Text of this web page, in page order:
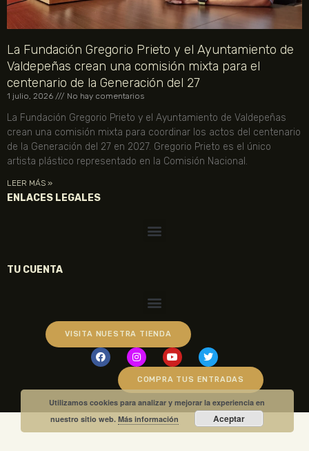
La Fundación Gregorio Prieto y el Ayuntamiento de
Valdepeñas crean una comisión mixta para el
centenario de la Generación del 27
1 julio, 2026 No hay comentarios
La Fundación Gregorio Prieto y el Ayuntamiento de Valdepeñas
crean una comisión mixta para coordinar los actos del centenario
de la Generación del 27 en 2027. Gregorio Prieto es el único
artista plástico representado en la Comisión Nacional.
LEER MÁS »
ENLACES LEGALES
TU CUENTA
VISITA NUESTRA TIENDA
COMPRA TUS ENTRADAS
Utilizamos cookies para analizar y mejorar la experiencia en
nuestro sitio web.Más información Aceptar